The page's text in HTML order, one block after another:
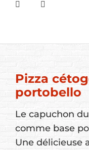
Pizza
portobello
Le capuchon
comme base
Une délicieuse